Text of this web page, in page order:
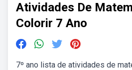
Atividades De
Colorir 7 Ano
7º ano lista de atividades de